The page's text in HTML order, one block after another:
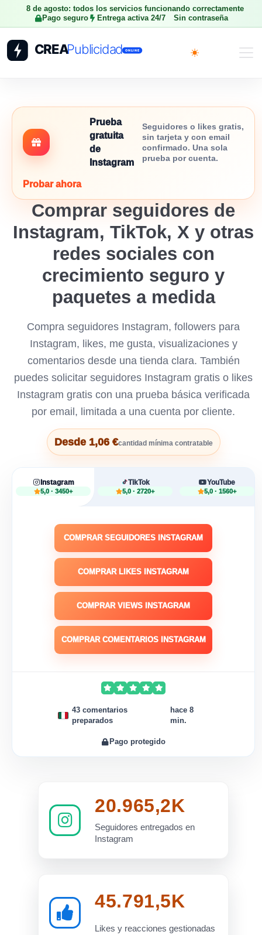
8 de agosto: todos los servicios funcionando correctamente
Pago seguro
Entrega activa 24/7 Sin contraseña
Toggle theme
Comprar seguidores de
Instagram, TikTok, X y otras
redes sociales con
crecimiento seguro y
paquetes a medida
Compra seguidores Instagram, followers para
Instagram, likes, me gusta, visualizaciones y
comentarios desde una tienda clara. También
puedes solicitar seguidores Instagram gratis o likes
Instagram gratis con una prueba básica verificada
por email, limitada a una cuenta por cliente.
Desde 1,06 €cantidad mínima contratable
Prueba
gratuita
de
Instagram
Seguidores o likes gratis,
sin tarjeta y con email
confirmado. Una sola
prueba por cuenta.
Probar ahora
Instagram
5,0 · 3450+
TikTok
5,0 · 2720+
YouTube
5,0 · 1560+
COMPRAR SEGUIDORES INSTAGRAM
COMPRAR LIKES INSTAGRAM
COMPRAR VIEWS INSTAGRAM
COMPRAR COMENTARIOS INSTAGRAM
43 comentarios
preparados
hace 8
min.
Pago protegido
20.965,2K
Seguidores entregados en
Instagram
45.791,5K
Likes y reacciones gestionadas